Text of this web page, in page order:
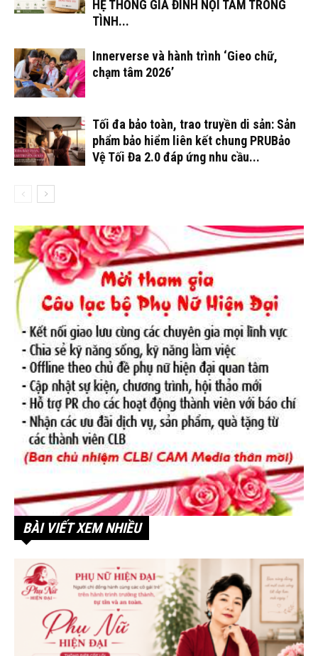
HỆ THỐNG GIA ĐÌNH NỘI TÂM TRONG
TÌNH...
Innerverse và hành trình ‘Gieo chữ,
chạm tâm 2026’
Tối đa bảo toàn, trao truyền di sản: Sản
phẩm bảo hiểm liên kết chung PRUBảo
Vệ Tối Đa 2.0 đáp ứng nhu cầu...
BÀI VIẾT XEM NHIỀU